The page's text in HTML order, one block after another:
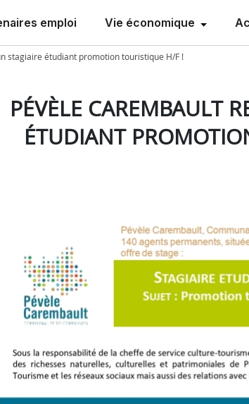
emploi Vie économique
stagiaire étudiant promotion touristique H/F !
PÉVÈLE CAREMBAULT
ÉTUDIANT